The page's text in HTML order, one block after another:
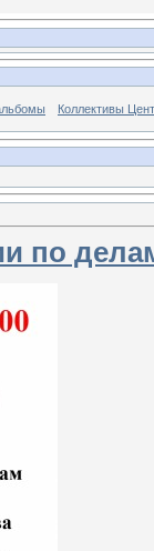
Коллективы
по